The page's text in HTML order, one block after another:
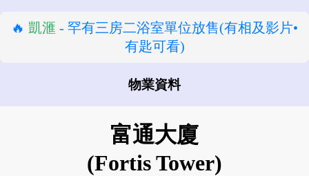
🔥 凱滙 - 罕有三房二浴室單位放售(有相及影片•
有匙可看)
物業資料
富通大廈
(Fortis Tower)